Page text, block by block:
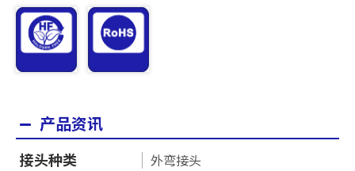
产品资讯
接头种类 外弯接头